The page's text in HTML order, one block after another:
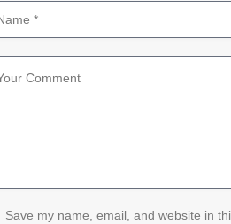
Save my name, email, and website in